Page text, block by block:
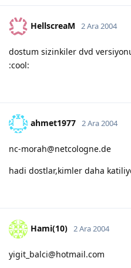
HellscreaM 2 Ara 2004
dostum sizinkiler dvd
:cool:
ahmet1977 2 Ara 2004
nc-morah@netcologne.de
hadi dostlar,kimler daha
Hami(10) 2 Ara 2004
yigit_balci@hotmail.com